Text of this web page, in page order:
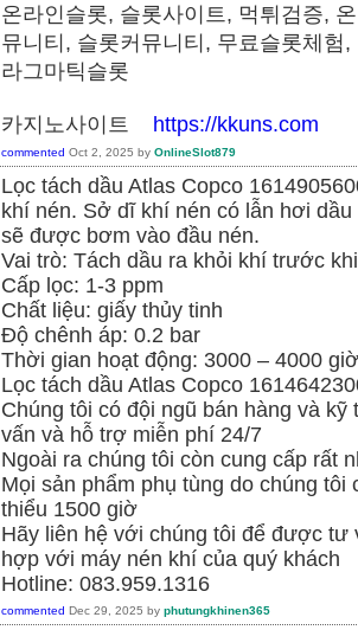
온라인슬롯, 슬롯사이트, 먹튀검증,
뮤니티, 슬롯커뮤니티, 무료슬롯체험
라그마틱슬롯
카지노사이트 https://kkuns.com
commented Oct 2, 2025 by OnlineSlot879
Lọc tách dầu Atlas Copco
khí nén. Sở dĩ khí nén có lẫn hơi
sẽ được bơm vào đầu nén.
Vai trò: Tách dầu ra khỏi khí trước
Cấp lọc: 1-3 ppm
Chất liệu: giấy thủy tinh
Độ chênh áp: 0.2 bar
Thời gian hoạt động: 3000 – 4000 giờ
Lọc tách dầu Atlas Copco
Chúng tôi có đội ngũ bán hàng và
vấn và hỗ trợ miễn phí 24/7
Ngoài ra chúng tôi còn cung cấp rất
Mọi sản phẩm phụ tùng do chúng
thiểu 1500 giờ
Hãy liên hệ với chúng tôi để được tư
hợp với máy nén khí của quý khách
Hotline: 083.959.1316
commented Dec 29, 2025 by phutungkhinen365